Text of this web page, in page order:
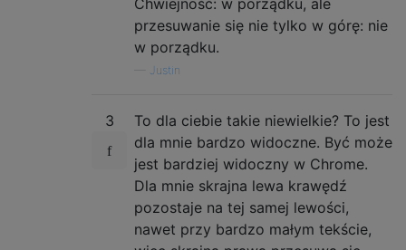
Chwiejność: w porządku, ale
przesuwanie się nie tylko w górę: nie
w porządku.
Justin
3
To dla ciebie takie niewielkie? To jest
dla mnie bardzo widoczne. Być może
jest bardziej widoczny w Chrome.
Dla mnie skrajna lewa krawędź
pozostaje na tej samej lewości,
nawet przy bardzo małym tekście,